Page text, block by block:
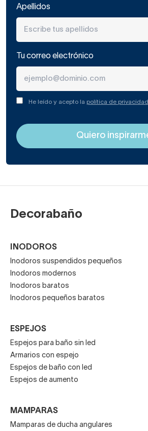
Apellidos
Tu correo electrónico
He leído y acepto la política de privacidad
Decorabaño
INODOROS
Inodoros suspendidos pequeños
Inodoros modernos
Inodoros baratos
Inodoros pequeños baratos
ESPEJOS
Espejos para baño sin led
Armarios con espejo
Espejos de baño con led
Espejos de aumento
MAMPARAS
Mamparas de ducha angulares